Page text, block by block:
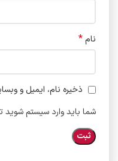
نام*
ذخیره نام، ایمیل و
شما باید وارد سیستم شوید